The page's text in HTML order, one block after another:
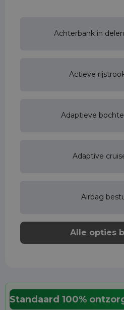
Achterbank in
Actieve
Adaptieve
Adaptive
Airbag
Alle opties
Standaard 100%